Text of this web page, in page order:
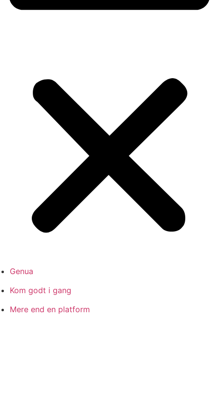
Genua
Kom godt i gang
Mere end en platform